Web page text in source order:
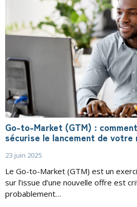
Go-to-Market (GTM) :
sécurise le lancement de votre
23 juin 2025
Le Go-to-Market (GTM) est un
sur l’issue d’une nouvelle offre est
probablement…